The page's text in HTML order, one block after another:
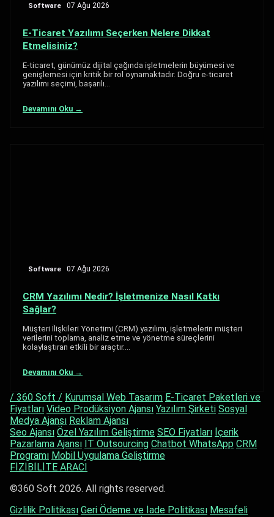
Software 07 Ağu 2026
E-Ticaret Yazılımı Seçerken Nelere Dikkat
Etmelisiniz?
E-ticaret, günümüz dijital çağında işletmelerin büyümesi ve
genişlemesi için kritik bir rol oynamaktadır. Doğru e-ticaret
yazılımı seçimi, başarılı…
Devamını Oku →
Software 07 Ağu 2026
CRM Yazılımı Nedir? İşletmenize Nasıl Katkı
Sağlar?
Müşteri İlişkileri Yönetimi (CRM) yazılımı, işletmelerin müşteri
verilerini toplama, analiz etme ve yönetme süreçlerini
kolaylaştıran etkili bir araçtır.…
Devamını Oku →
/ 360 Soft / Kurumsal Web Tasarım E-Ticaret Paketleri ve
Fiyatları Video Prodüksiyon Ajansı Yazılım Şirketi Sosyal
Medya Ajansı Reklam Ajansı
Seo Ajansı Özel Yazılım Geliştirme SEO Fiyatları İçerik
Pazarlama Ajansı IT Outsourcing Chatbot WhatsApp CRM
Programı Mobil Uygulama Geliştirme
FİZİBİLİTE ARACI
©360 Soft 2026. All rights reserved.
Gizlilik Politikası Geri Ödeme ve İade Politikası Mesafeli